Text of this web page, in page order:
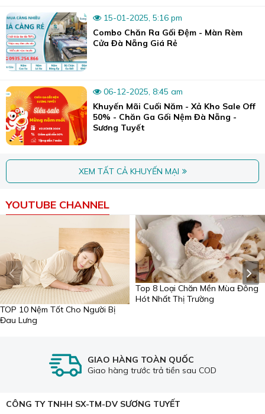
các đường chỉ, mất đi độ bền vốn có.
Không nên sử dụng máy sấy. Máy sấy có nhiệt độ
tương đối cao, cũng hệt như nhiệt độ cao, ảnh hưởng đến
vải.
bóng râm giúp vải lụa được khô ráo tự nhiên, không bạc
màu và cũng không chịu ảnh hưởng của nhiệt độ cao, giúp
nớ giữ được độ bền, tính chất mềm mại và thông thoáng.
Giặt bằng túi giặt để giúp cho toàn bộ bề mặt vải đều
lông, ảnh hưởng đến độ bền.
Giặt máy ở chế độ nhẹ nhất, không giặt mạnh và
ngâm nước quá lâu. Đặc biệt là nên giặt vải lụa bằng tay
là tốt nhất, vừa điều tiết được mức độ giặt của tay và vừa
giữ được độ bền cho sợi vải.
Mua bộ chăn ga gối vải lụa Silk ở đâu tại Đà Nẵng?
Cửa hàng Sương Tuyết (80 Nguyễn Tri Phương, quận
Thanh Khê) là một trong những nhà cung cấp hàng đầu
về chăn ga gối đệm tại Đà Nẵng. Với +1000 mẫu mã và
vải phong phú, có cả hàng nội địa lẫn xuất khẩu cho
khách hàng thoải mái lựa chọn.
mẫu vải, chất liệu trên thị trường như vải lụa Silk, lụa
tencel, satin, cotton, vải gấm... Với hàng ngàn mẫu vải đa
đảo khách hàng.
15-01-2025, 5:16 pm
Combo Chăn Ra Gối Đệm - Màn Rèm
Cửa Đà Nẵng Giá Rẻ
06-12-2025, 8:45 am
Khuyến Mãi Cuối Năm - Xả Kho Sale Off
50% - Chăn Ga Gối Nệm Đà Nẵng -
Sương Tuyết
XEM TẤT CẢ KHUYẾN MẠI
YOUTUBE CHANNEL
TOP 10 Nệm Tốt Cho Người Bị
Đau Lưng
Top 8 Loại Chăn Mền Mùa Đông
Hót Nhất Thị Trường
GIAO HÀNG TOÀN QUỐC
Giao hàng trước trả tiền sau COD
CÔNG TY TNHH SX-TM-DV SƯƠNG TUYẾT